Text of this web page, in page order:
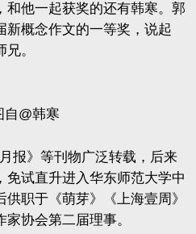
和他一起获奖的还有韩寒。郭
新概念作文的一等奖，说起
。
自@韩寒
报》等刊物广泛转载，后来
免试直升进入华东师范大学中
职于《萌芽》《上海壹周》
家协会第二届理事。